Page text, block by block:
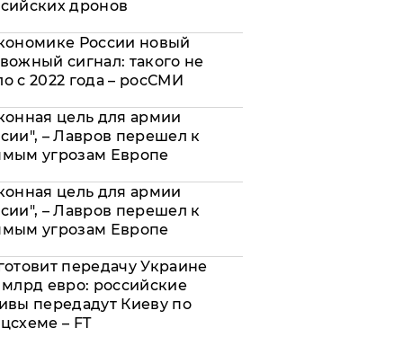
дронов
России новый
сигнал: такого не
с 2022 года – росСМИ
цель для армии
– Лавров перешел к
угрозам Европе
цель для армии
– Лавров перешел к
угрозам Европе
передачу Украине
млрд евро: российские
передадут Киеву по
– FT